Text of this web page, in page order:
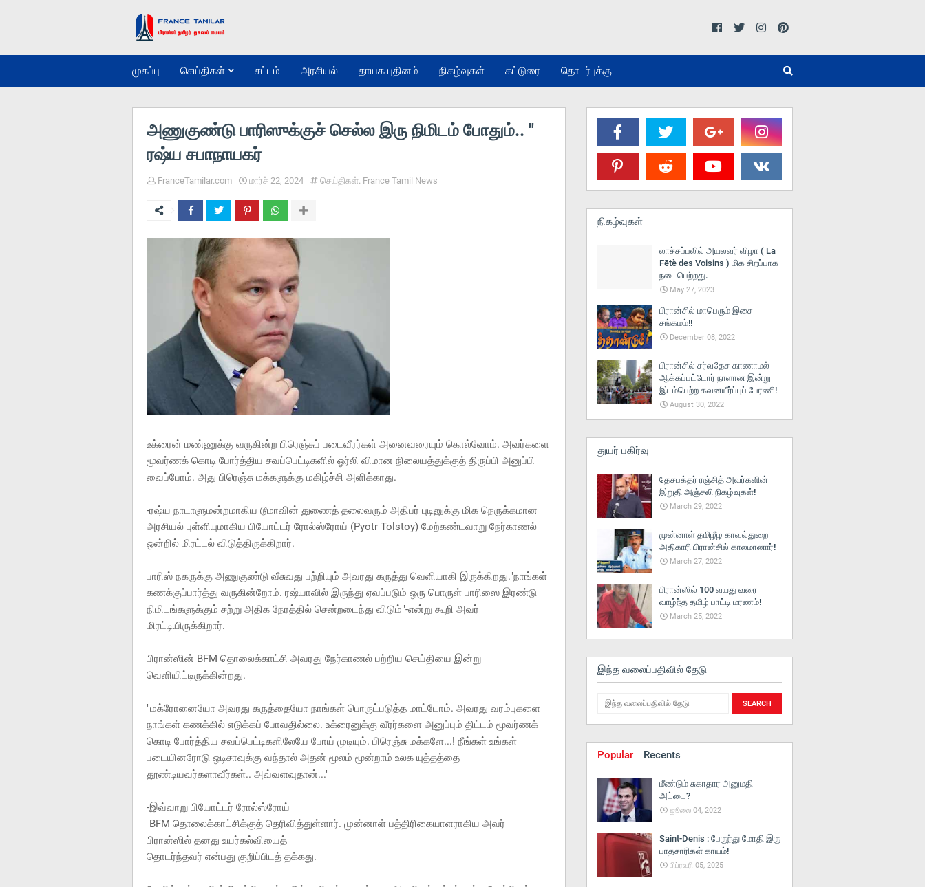
முகப்பு செய்திகள் சட்டம் அரசியல் தாயக புதினம் நிகழ்வுகள் கட்டுரை தொடர்புக்கு
அணுகுண்டு பாரிஸுக்குச் செல்ல இரு நிமிடம் போதும்.. "
ரஷ்ய சபாநாயகர்
FranceTamilar.com மார்ச் 22, 2024 செய்திகள். France Tamil News
உக்ரைன் மண்ணுக்கு வருகின்ற பிரெஞ்சுப் படைவீரர்கள் அனைவரையும் கொல்வோம். அவர்களை
மூவர்ணக் கொடி போர்த்திய சவப்பெட்டிகளில் ஓர்லி விமான நிலையத்துக்குத் திருப்பி அனுப்பி
வைப்போம். அது பிரெஞ்சு மக்களுக்கு மகிழ்ச்சி அளிக்காது.
-ரஷ்ய நாடாளுமன்றமாகிய டூமாவின் துணைத் தலைவரும் அதிபர் புடினுக்கு மிக நெருக்கமான
அரசியல் புள்ளியுமாகிய பியோட்டர் ரோல்ஸ்ரோய் (Pyotr Tolstoy) மேற்கண்டவாறு நேர்காணல்
ஒன்றில் மிரட்டல் விடுத்திருக்கிறார்.
பாரிஸ் நகருக்கு அணுகுண்டு வீசுவது பற்றியும் அவரது கருத்து வெளியாகி இருக்கிறது."நாங்கள்
கணக்குப்பார்த்து வருகின்றோம். ரஷ்யாவில் இருந்து ஏவப்படும் ஒரு பொருள் பாரிஸை இரண்டு
நிமிடங்களுக்கும் சற்று அதிக நேரத்தில் சென்றடைந்து விடும்"-என்று கூறி அவர்
மிரட்டியிருக்கிறார்.
பிரான்ஸின் BFM தொலைக்காட்சி அவரது நேர்காணல் பற்றிய செய்தியை இன்று
வெளியிட்டிருக்கின்றது.
"மக்ரோனையோ அவரது கருத்தையோ நாங்கள் பொருட்படுத்த மாட்டோம். அவரது வரம்புகளை
நாங்கள் கணக்கில் எடுக்கப் போவதில்லை. உக்ரைனுக்கு வீரர்களை அனுப்பும் திட்டம் மூவர்ணக்
கொடி போர்த்திய சவப்பெட்டிகளிலேயே போய் முடியும். பிரெஞ்சு மக்களே...! நீங்கள் உங்கள்
படையினரோடு ஒடிசாவுக்கு வந்தால் அதன் மூலம் மூன்றாம் உலக யுத்தத்தை
தூண்டியவர்களாவீர்கள்.. அவ்வளவுதான்..."
-இவ்வாறு பியோட்டர் ரோல்ஸ்ரோய்
BFM தொலைக்காட்சிக்குத் தெரிவித்துள்ளார். முன்னாள் பத்திரிகையாளராகிய அவர்
பிரான்ஸில் தனது உயர்கல்வியைத்
தொடர்ந்தவர் என்பது குறிப்பிடத் தக்கது.
நிகழ்வுகள்
லாச்சப்பலில் அயலவர் விழா ( La
Fētè des Voisins ) மிக சிறப்பாக
நடைபெற்றது.
May 27, 2023
பிரான்சில் மாபெரும் இசை
சங்கமம்!!
December 08, 2022
பிரான்சில் சர்வதேச காணாமல்
ஆக்கப்பட்டோர் நாளான இன்று
இடம்பெற்ற கவனயீர்ப்புப் பேரணி!
August 30, 2022
துயர் பகிர்வு
தேசபக்தர் ரஞ்சித் அவர்களின்
இறுதி அஞ்சலி நிகழ்வுகள்!
March 29, 2022
முன்னாள் தமிழீழ காவல்துறை
அதிகாரி பிரான்சில் காலமானார்!
March 27, 2022
பிரான்ஸில் 100 வயது வரை
வாழ்ந்த தமிழ் பாட்டி மரணம்!
March 25, 2022
இந்த வலைப்பதிவில் தேடு
Popular Recents
மீண்டும் சுகாதார அனுமதி
அட்டை?
ஜூலை 04, 2022
Saint-Denis : பேருந்து மோதி இரு
பாதசாரிகள் காயம்!
பிப்ரவரி 05, 2025